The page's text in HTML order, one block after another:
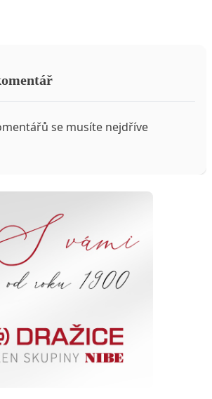
se musíte nejdříve